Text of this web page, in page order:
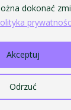
dokonać
Odrzuć
Akceptuj